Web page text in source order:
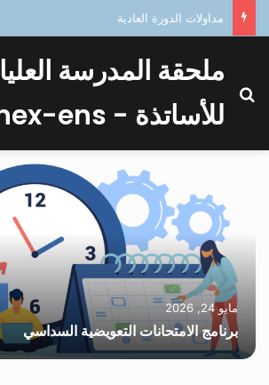
مداولات الدورة العادية
ملحقة المدرسة العليا
للأساتذة - annex-ens
مايو 24, 2026
برنامج الامتحانات التعويضية السداسي